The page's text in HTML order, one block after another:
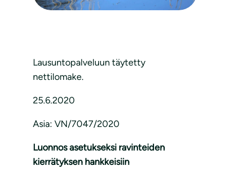
Lausuntopalveluun täytetty
nettilomake.
25.6.2020
Asia: VN/7047/2020
Luonnos asetukseksi ravinteiden
kierrätyksen hankkeisiin